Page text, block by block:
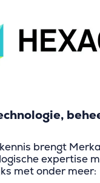
brengt
expertise
met onder meer: